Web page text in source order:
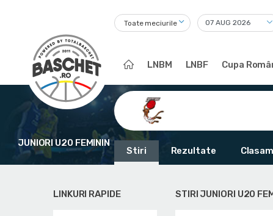
Toate meciurile
LNBM LNBF Cupa
JUNIORI U20 FEMININ
Stiri Rezultate
LINKURI RAPIDE STIRI JUNIORI U20